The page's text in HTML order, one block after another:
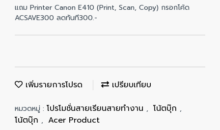
แถม Printer Canon E410 (Print, Scan, Copy) กรอกโค้ด
ACSAVE300 ลดทันที300.-
เพิ่มรายการโปรด เปรียบเทียบ
หมวดหมู่ : โปรโมชั่นสายเรียนสายทำงาน , โน้ตบุ๊ก ,
โน้ตบุ๊ก , Acer Product